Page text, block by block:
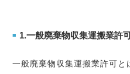
■ 1.一般廃棄物収集運搬業許
一般廃棄物収集運搬業許可